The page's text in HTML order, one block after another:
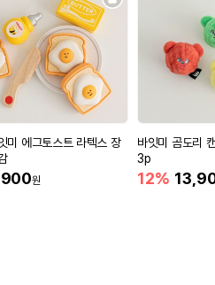
미 에그토스트 라텍스 장
원
바잇미 곰도리
3p
12%